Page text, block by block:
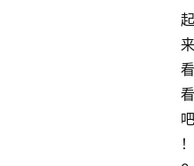
起
来
看
看
吧
！